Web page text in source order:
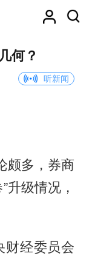
何？
听新闻
颇多，券商
升级情况，
财经委员会